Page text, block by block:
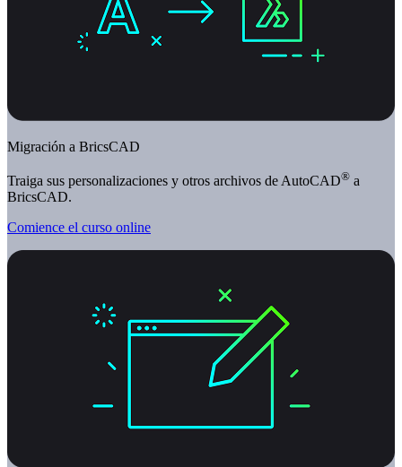
Migración a BricsCAD
Traiga sus personalizaciones y otros archivos de AutoCAD® a
BricsCAD.
Comience el curso online